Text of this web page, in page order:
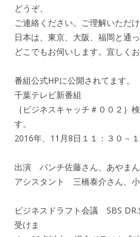
どうぞ、
ご連絡ください。ご理解いただ
日本は、東京、大阪、福岡と通
どこでもお伺いします。宜しくお
番組公式HPに公開されてます。
千葉テレビ新番組
｛ビジネスキャッチ＃００２｝
す。
2016年、11月8日１１：３０－
出演 パンチ佐藤さん、あやま
アシスタント 三橋泰介さん、
ビジネスドラフト会議 SBS
受けま